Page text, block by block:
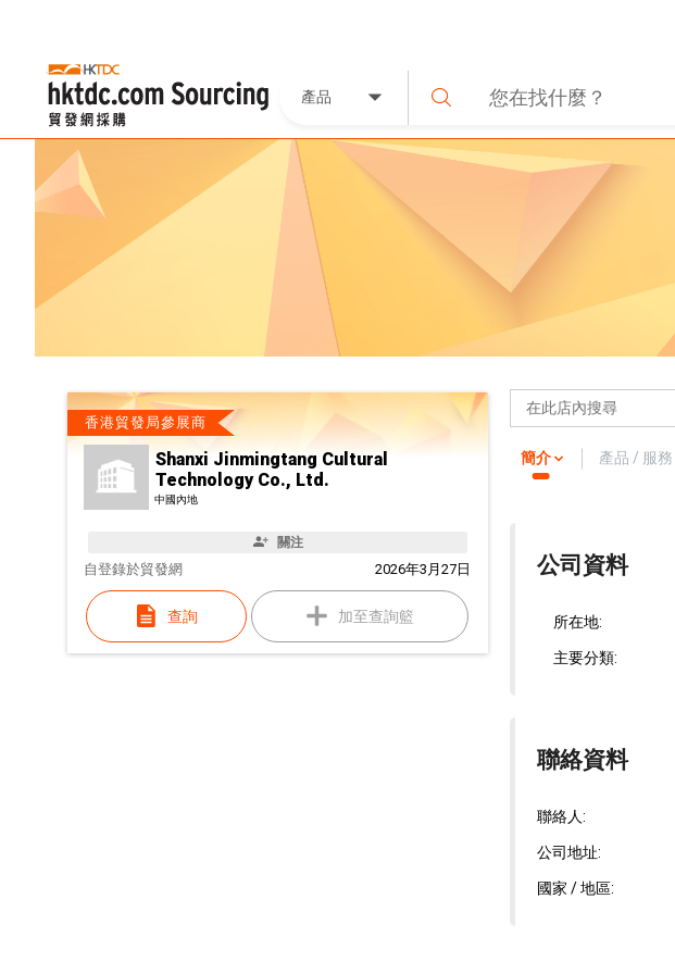
產品
香港貿發局參展商
Shanxi Jinmingtang Cultural
Technology Co., Ltd.
中國內地
關注
自 2026年3月27日
登錄於貿發網
查詢 加至查詢籃
簡介 產品 / 服務
公司資料
所在地:
主要分類:
聯絡資料
聯絡人:
公司地址:
國家 / 地區: